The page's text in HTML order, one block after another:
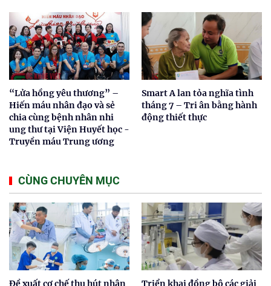
“Lửa hồng yêu thương” –
Hiến máu nhân đạo và sẻ
chia cùng bệnh nhân nhi
ung thư tại Viện Huyết học -
Truyền máu Trung ương
Smart A lan tỏa nghĩa tình
tháng 7 – Tri ân bằng hành
động thiết thực
CÙNG CHUYÊN MỤC
Đề xuất cơ chế thu hút nhân Triển khai đồng bộ các giải